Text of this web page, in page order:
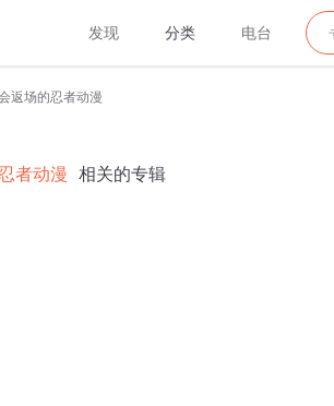
发现 分类 电台
返场的忍者动漫
者动漫 相关的专辑